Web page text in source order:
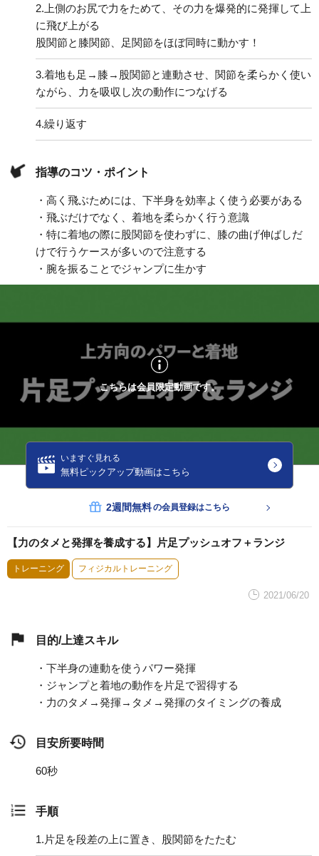
2. 上側のお尻で力をためて、その力を爆発的に発揮して上
に飛び上がる
股関節と膝関節、足関節をほぼ同時に動かす！
3.着地も足→膝→股関節と連動させ、関節を柔らかく使い
ながら、力を吸収し次の動作につなげる
4.繰り返す
指導のコツ・ポイント
・高く飛ぶためには、下半身を効率よく使う必要がある
・飛ぶだけでなく、着地を柔らかく行う意識
・特に着地の際に股関節を使わずに、膝の曲げ伸ばしだ
けで行うケースが多いので注意する
・腕を振ることでジャンプに生かす
こちらは会員限定動画です。
いますぐ見れる
無料ピックアップ動画はこちら
2週間無料の会員登録はこちら
【力のタメと発揮を養成する】片足プッシュオフ＋ランジ
トレーニング フィジカルトレーニング
2021/06/20
目的/上達スキル
・下半身の連動を使うパワー発揮
・ジャンプと着地の動作を片足で習得する
・力のタメ→発揮→タメ→発揮のタイミングの養成
目安所要時間
60秒
手順
1. 片足を段差の上に置き、股関節をたたむ